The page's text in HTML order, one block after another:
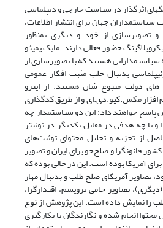
اثرگذار در سیاست خارجی و دیپلماسی
سیاستمداران جهان برای انتشار اطلاعات،
و تصویرسازی از خود و دیگری بمنظور
حضور فعالی دارند. مایک پمپئو
هستند که با تصویرسازی از
بدنبال جلب مثبت افکار عمومی
دولت متبوع شان هستند. از اینرو
افزار مکس­.کیو.دی.ای و از طریق کدگذاری
خواهند داد: این دو سیاستمدار چه
با چه هدفی در مقابل یکدیگر در توئیتر
از تجزیه و تحلیل محتوای توئیت‌های
قانونگرا و صلح‌جو برای ایران و تصویر
آمریکا بوده است. این در حالی بوده که
تصاویر آمریکای صلح طلب و بدنبال مهار
تصاویر حامی ترویسم، اقتدارگرا،
را نمایش داده است. این پژوهش از نوع
انجام شده و نگارندگان با بکارگیری